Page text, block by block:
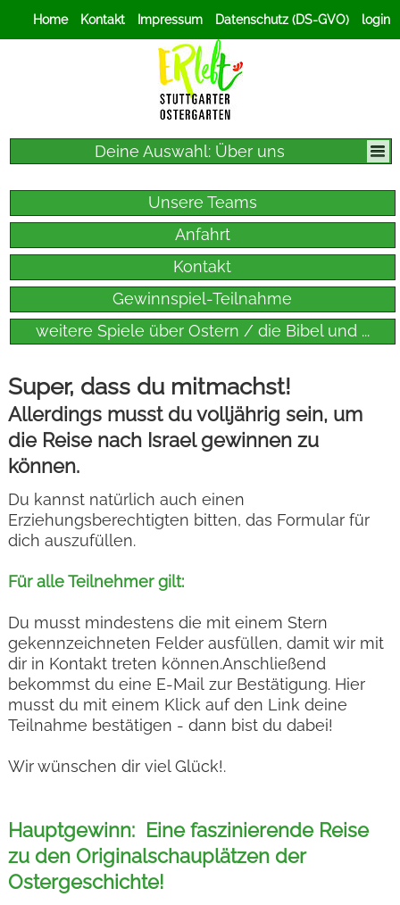
Home Kontakt Impressum Datenschutz (DS-GVO) login
Deine Auswahl: Über uns
Unsere Teams
Anfahrt
Kontakt
Gewinnspiel-Teilnahme
weitere Spiele über Ostern / die Bibel und ...
Super, dass du mitmachst!
Allerdings musst du volljährig sein, um
die Reise nach Israel gewinnen zu
können.
Du kannst natürlich auch einen
Erziehungsberechtigten bitten, das Formular für
dich auszufüllen.
Für alle Teilnehmer gilt:
Du musst mindestens die mit einem Stern
gekennzeichneten Felder ausfüllen, damit wir mit
dir in Kontakt treten können.Anschließend
bekommst du eine E-Mail zur Bestätigung. Hier
musst du mit einem Klick auf den Link deine
Teilnahme bestätigen - dann bist du dabei!
Wir wünschen dir viel Glück!.
Hauptgewinn: Eine faszinierende Reise
zu den Originalschauplätzen der
Ostergeschichte!